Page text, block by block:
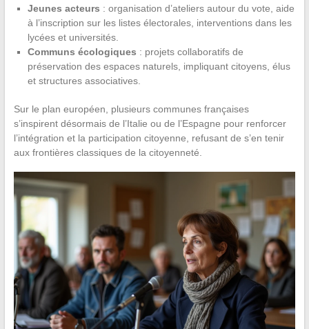
Jeunes acteurs : organisation d’ateliers autour du vote, aide
à l’inscription sur les listes électorales, interventions dans les
lycées et universités.
Communs écologiques : projets collaboratifs de
préservation des espaces naturels, impliquant citoyens, élus
et structures associatives.
Sur le plan européen, plusieurs communes françaises
s’inspirent désormais de l’Italie ou de l’Espagne pour renforcer
l’intégration et la participation citoyenne, refusant de s’en tenir
aux frontières classiques de la citoyenneté.